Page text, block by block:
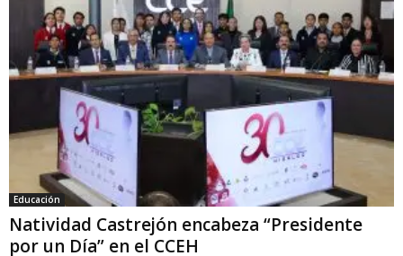
Educación
Natividad Castrejón encabeza “Presidente
por un Día” en el CCEH